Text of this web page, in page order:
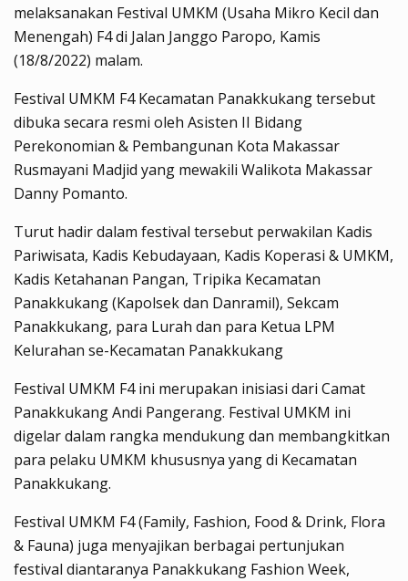
melaksanakan Festival UMKM (Usaha Mikro Kecil dan
Menengah) F4 di Jalan Janggo Paropo, Kamis
(18/8/2022) malam.
Festival UMKM F4 Kecamatan Panakkukang tersebut
dibuka secara resmi oleh Asisten II Bidang
Perekonomian & Pembangunan Kota Makassar
Rusmayani Madjid yang mewakili Walikota Makassar
Danny Pomanto.
Turut hadir dalam festival tersebut perwakilan Kadis
Pariwisata, Kadis Kebudayaan, Kadis Koperasi & UMKM,
Kadis Ketahanan Pangan, Tripika Kecamatan
Panakkukang (Kapolsek dan Danramil), Sekcam
Panakkukang, para Lurah dan para Ketua LPM
Kelurahan se-Kecamatan Panakkukang
Festival UMKM F4 ini merupakan inisiasi dari Camat
Panakkukang Andi Pangerang. Festival UMKM ini
digelar dalam rangka mendukung dan membangkitkan
para pelaku UMKM khususnya yang di Kecamatan
Panakkukang.
Festival UMKM F4 (Family, Fashion, Food & Drink, Flora
& Fauna) juga menyajikan berbagai pertunjukan
festival diantaranya Panakkukang Fashion Week,